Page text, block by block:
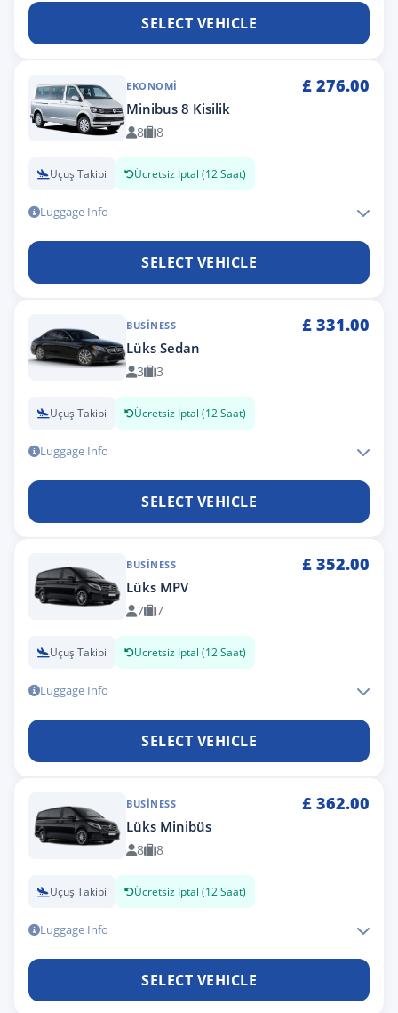
SELECT VEHICLE
EKONOMI £ 276.00
Minibus 8 Kisilik
8 8
Uçuş Takibi Ücretsiz İptal (12 Saat)
Luggage Info
SELECT VEHICLE
BUSINESS £ 331.00
Lüks Sedan
3 3
Uçuş Takibi Ücretsiz İptal (12 Saat)
Luggage Info
SELECT VEHICLE
BUSINESS £ 352.00
Lüks MPV
7 7
Uçuş Takibi Ücretsiz İptal (12 Saat)
Luggage Info
SELECT VEHICLE
BUSINESS £ 362.00
Lüks Minibüs
8 8
Uçuş Takibi Ücretsiz İptal (12 Saat)
Luggage Info
SELECT VEHICLE